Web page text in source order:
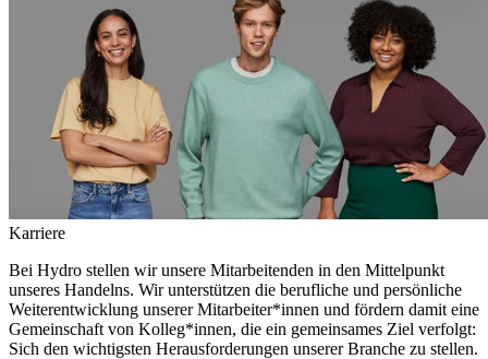
Karriere
Bei Hydro stellen wir unsere Mitarbeitenden in den Mittelpunkt
unseres Handelns. Wir unterstützen die berufliche und persönliche
Weiterentwicklung unserer Mitarbeiter*innen und fördern damit eine
Gemeinschaft von Kolleg*innen, die ein gemeinsames Ziel verfolgt:
Sich den wichtigsten Herausforderungen unserer Branche zu stellen.